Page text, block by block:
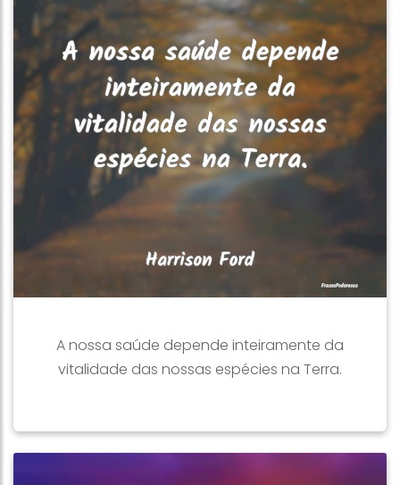
A nossa saúde depende inteiramente da
vitalidade das nossas espécies na Terra.